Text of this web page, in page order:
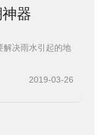
器
解决雨水引起的地
2019-03-26